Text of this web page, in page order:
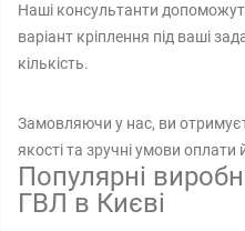
Наші консультанти
варіант кріплення під ваші
кількість.
Замовляючи у нас, ви
якості та зручні умови оплати
Популярні
ГВЛ в Києві